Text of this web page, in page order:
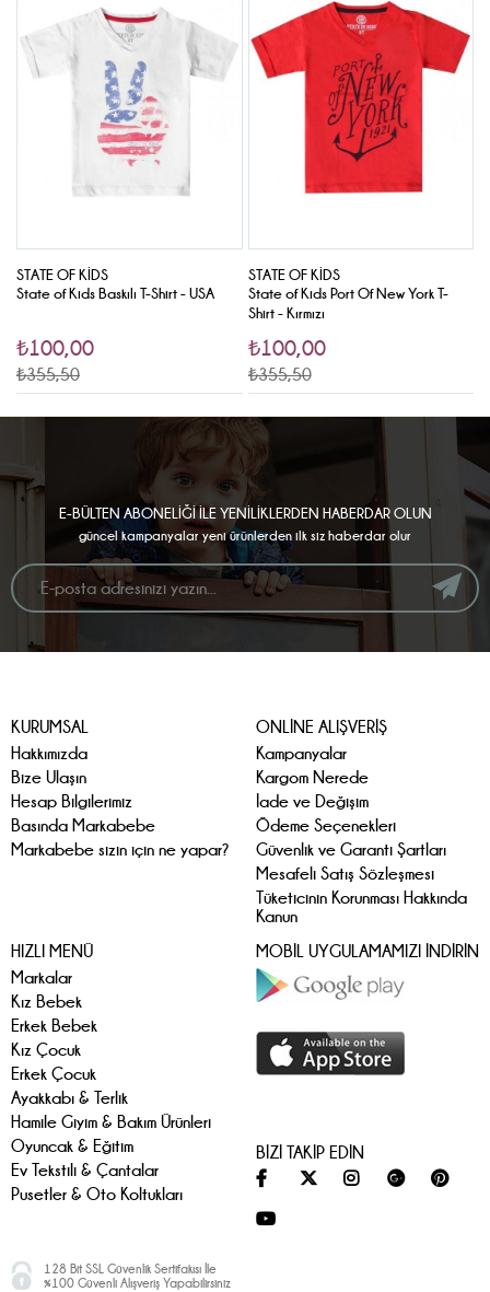
STATE OF KIDS
State of Kids Baskılı T-Shirt - USA
₺100,00
₺355,50
STATE OF KIDS
State of Kids Port Of New York T-
Shirt - Kırmızı
₺100,00
₺355,50
E-BÜLTEN ABONELİĞİ İLE YENİLİKLERDEN HABERDAR OLUN
güncel kampanyalar yeni ürünlerden ilk siz haberdar olur
KURUMSAL
Hakkımızda
Bize Ulaşın
Hesap Bilgilerimiz
Basında Markabebe
Markabebe sizin için ne yapar?
ONLİNE ALIŞVERİŞ
Kampanyalar
Kargom Nerede
İade ve Değişim
Ödeme Seçenekleri
Güvenlik ve Garanti Şartları
Mesafeli Satış Sözleşmesi
Tüketicinin Korunması Hakkında
Kanun
HIZLI MENÜ
Markalar
Kız Bebek
Erkek Bebek
Kız Çocuk
Erkek Çocuk
Ayakkabı & Terlik
Hamile Giyim & Bakım Ürünleri
Oyuncak & Eğitim
Ev Tekstili & Çantalar
Pusetler & Oto Koltukları
MOBİL UYGULAMAMIZI İNDİRİN
BİZİ TAKİP EDİN
128 Bit SSL Güvenlik Sertifakısı İle
%100 Güvenli Alışveriş Yapabilirsiniz